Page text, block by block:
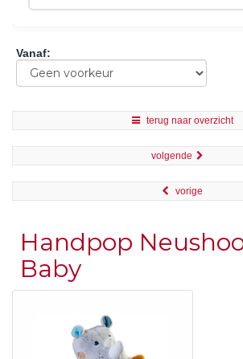
Vanaf:
terug naar overzicht
volgende
vorige
Handpop
Baby